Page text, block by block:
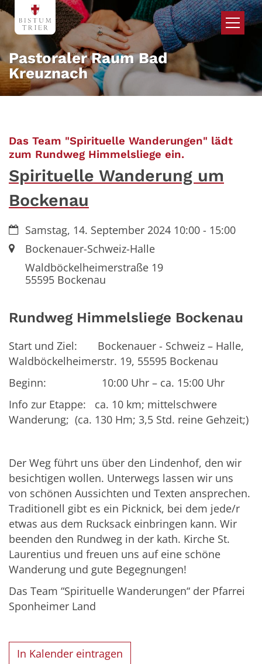
Zum Inhalt springen
Pastoraler Raum Bad
Kreuznach
Das Team "Spirituelle Wanderungen" lädt
zum Rundweg Himmelsliege ein.:
Spirituelle Wanderung um
Bockenau
Datum:Samstag, 14. September 2024 10:00 - 15:00
Ort:Bockenauer-Schweiz-Halle
Waldböckelheimerstraße 19
55595Bockenau
Rundweg Himmelsliege Bockenau
Start und Ziel: Bockenauer - Schweiz – Halle,
Waldböckelheimerstr. 19, 55595 Bockenau
Beginn: 10:00 Uhr – ca. 15:00 Uhr
Info zur Etappe: ca. 10 km; mittelschwere
Wanderung; (ca. 130 Hm; 3,5 Std. reine Gehzeit;)
Der Weg führt uns über den Lindenhof, den wir
besichtigen wollen. Unterwegs lassen wir uns
von schönen Aussichten und Texten ansprechen.
Traditionell gibt es ein Picknick, bei dem jede/r
etwas aus dem Rucksack einbringen kann. Wir
beenden den Rundweg in der kath. Kirche St.
Laurentius und freuen uns auf eine schöne
Wanderung und gute Begegnungen!
Das Team “Spirituelle Wanderungen“ der Pfarrei
Sponheimer Land
In Kalender eintragen